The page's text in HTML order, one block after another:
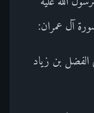
آل عمران:
حدثني الفضل بن زياد